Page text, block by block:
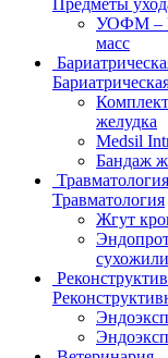
Предметы
УОФМ –
масс
желудка
Medsil
Бандаж
Травматология
Травматология
Жгут